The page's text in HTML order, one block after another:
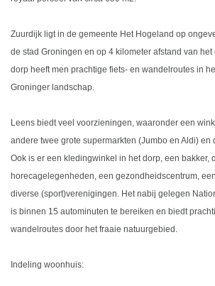
Zuurdijk ligt in de gemeente Het Hogeland op
de stad Groningen en op 4 kilometer afstand van
dorp heeft men prachtige fiets- en wandelroutes in
Groninger landschap.
Leens biedt veel voorzieningen, waaronder een
andere twee grote supermarkten (Jumbo en Aldi) en
Ook is er een kledingwinkel in het dorp, een bakker,
horecagelegenheden, een gezondheidscentrum,
diverse (sport)verenigingen. Het nabij gelegen
is binnen 15 autominuten te bereiken en biedt
wandelroutes door het fraaie natuurgebied.
Indeling woonhuis: